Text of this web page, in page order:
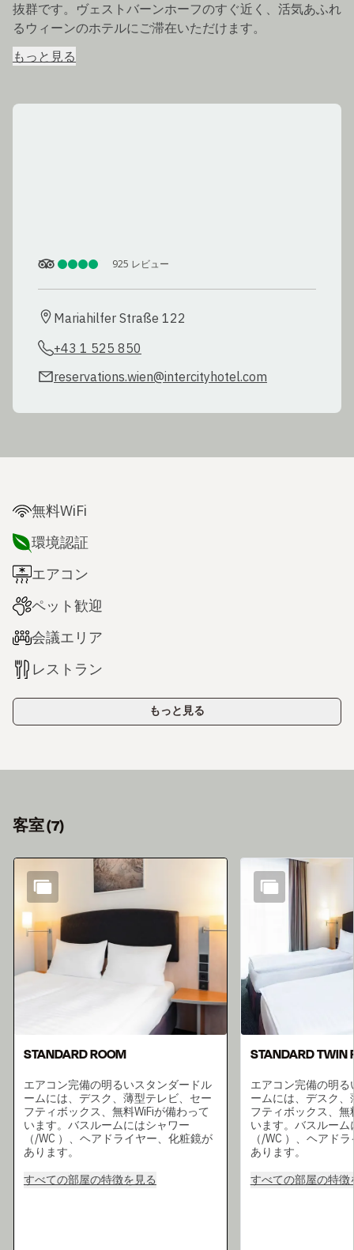
抜群です。ヴェストバーンホーフのすぐ近く、活気あふれ
るウィーンのホテルにご滞在いただけます。
もっと見る
925 レビュー
Mariahilfer Straße 122
+43 1 525 850
reservations.wien@intercityhotel.com
無料WiFi
環境認証
エアコン
ペット歓迎
会議エリア
レストラン
もっと見る
客室(7)
スライド1 7
STANDARD ROOM
エアコン完備の明るいスタンダードル
ームには、デスク、薄型テレビ、セー
フティボックス、無料WiFiが備わって
います。バスルームにはシャワー
（/WC ）、ヘアドライヤー、化粧鏡が
あります。
すべての部屋の特徴を見る
STANDARD TWIN
エアコン完備の明
ームには、デスク
フティボックス、無
います。バスルーム
（/WC ）、ヘアド
あります。
すべての部屋の特徴